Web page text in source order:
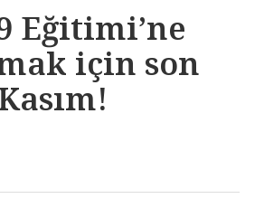
Eğitimi’ne
için son